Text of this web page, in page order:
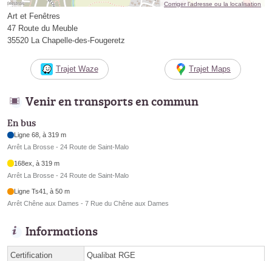
Corriger l’adresse ou la localisation
Art et Fenêtres
47 Route du Meuble
35520 La Chapelle-des-Fougeretz
Trajet Waze Trajet Maps
Venir en transports en commun
En bus
Ligne 68, à 319 m
Arrêt La Brosse - 24 Route de Saint-Malo
168ex, à 319 m
Arrêt La Brosse - 24 Route de Saint-Malo
Ligne Ts41, à 50 m
Arrêt Chêne aux Dames - 7 Rue du Chêne aux Dames
Informations
Certification Qualibat RGE